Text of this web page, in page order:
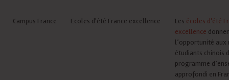
Campus France Ecoles d'été France excellence Les écoles d'été
excellence
l’opportunité aux
étudiants chinois
programme
approfondi en